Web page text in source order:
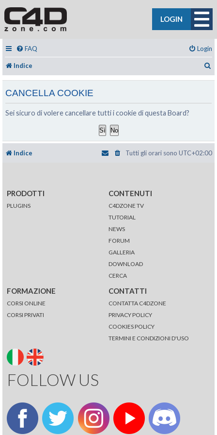
LOGIN
FAQ Login
Indice
CANCELLA COOKIE
Sei sicuro di volere cancellare tutti i cookie di questa Board?
Indice Tutti gli orari sono UTC+02:00
PRODOTTI
PLUGINS
CONTENUTI
C4DZONE TV
TUTORIAL
NEWS
FORUM
GALLERIA
DOWNLOAD
CERCA
FORMAZIONE
CORSI ONLINE
CORSI PRIVATI
CONTATTI
CONTATTA C4DZONE
PRIVACY POLICY
COOKIES POLICY
TERMINI E CONDIZIONI D'USO
FOLLOW US